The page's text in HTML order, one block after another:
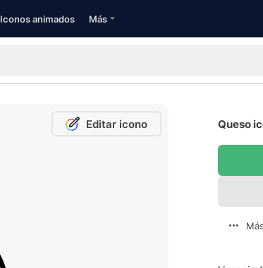
Iconos animados Más
Editar icono Queso